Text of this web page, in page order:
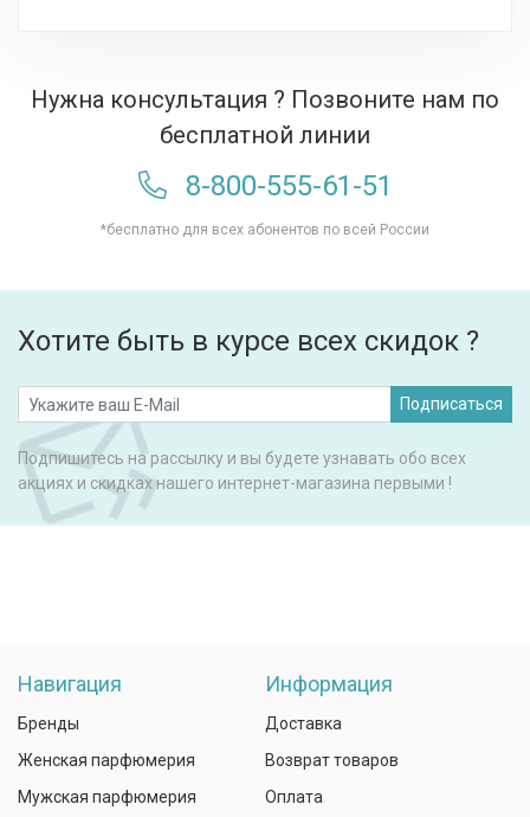
Нужна консультация ? Позвоните нам по
бесплатной линии
8-800-555-61-51
*бесплатно для всех абонентов по всей России
Хотите быть в курсе всех скидок ?
Подписаться
Подпишитесь на рассылку и вы будете узнавать обо всех
акциях и скидках нашего интернет-магазина первыми !
Навигация
Бренды
Женская парфюмерия
Мужская парфюмерия
Информация
Доставка
Возврат товаров
Оплата